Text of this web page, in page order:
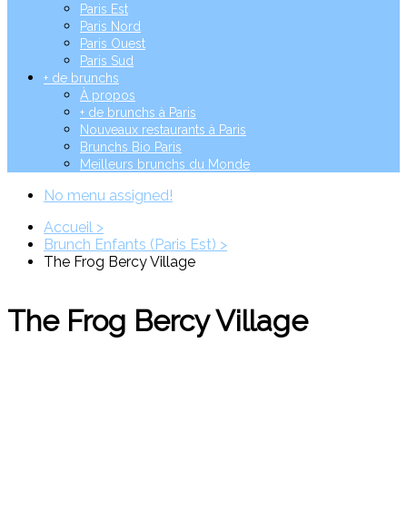
Paris Est
Paris Nord
Paris Ouest
Paris Sud
+ de brunchs
À propos
+ de brunchs à Paris
Nouveaux restaurants à Paris
Brunchs Bio Paris
Meilleurs brunchs du Monde
No menu assigned!
Accueil >
Brunch Enfants (Paris Est) >
The Frog Bercy Village
The Frog Bercy Village